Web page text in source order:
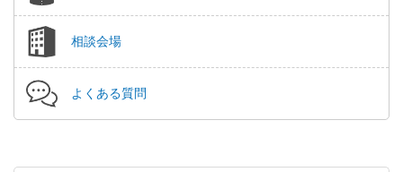
相談会場
よくある質問